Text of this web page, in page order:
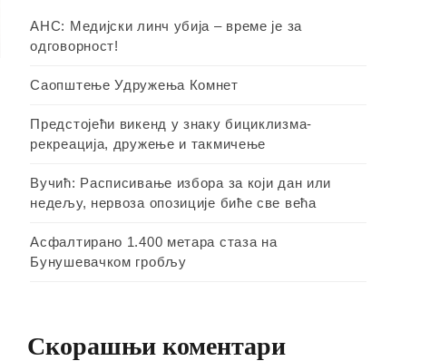
АНС: Медијски линч убија – време је за
одговорност!
Саопштење Удружења Комнет
Предстојећи викенд у знаку бициклизма-
рекреација, дружење и такмичење
Вучић: Расписивање избора за који дан или
недељу, нервоза опозиције биће све већа
Асфалтирано 1.400 метара стаза на
Бунушевачком гробљу
Скорашњи коментари